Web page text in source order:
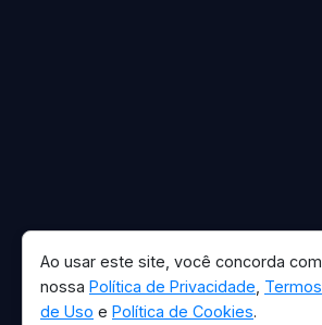
Ao usar este site, você concorda com
nossa Política de Privacidade Termos
de Uso e Política de Cookies.